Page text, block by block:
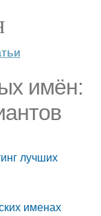
имён:
лучших
именах